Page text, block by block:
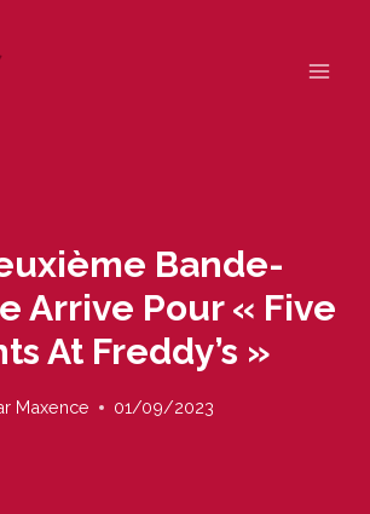
Bande-
Arrive Pour « Five
At Freddy’s »
Maxence 01/09/2023